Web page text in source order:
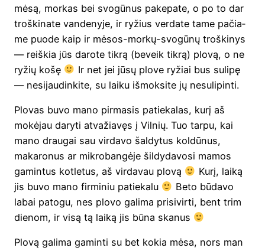
mėsą, mor­kas bei svo­gū­nus pake­pa­te, o po to dar
troš­ki­na­te van­de­ny­je, ir ryžius ver­da­te tame pačia­
me puo­de kaip ir mėsos-mor­kų-svo­gū­nų troš­ki­nys
— reiš­kia jūs daro­te tik­rą (beveik tik­rą) plo­vą, o ne
ryžių košę
Ir net jei jūsų plo­ve ryžiai bus suli­pę
— nesi­jau­din­ki­te, su lai­ku išmok­si­te jų nesulipinti.
Plo­vas buvo mano pir­ma­sis patie­ka­las, kurį aš
mokė­jau dary­ti atva­žia­vęs į Vil­nių. Tuo tar­pu, kai
mano drau­gai sau vir­da­vo šal­dy­tus kol­dū­nus,
maka­ro­nus ar mik­ro­ban­gė­je šil­dy­da­vo­si mamos
gamin­tus kot­le­tus, aš vir­da­vau plo­vą
Kurį, lai­ką
jis buvo mano fir­mi­niu patie­ka­lu
Beto būda­vo
labai pato­gu, nes plo­vo gali­ma pri­si­vir­ti, bent trim
die­nom, ir visą tą lai­ką jis būna skanus
Plo­vą gali­ma gamin­ti su bet kokia mėsa, nors man